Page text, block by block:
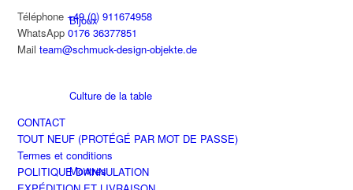
Bijoux
Culture de la table
Montres
Téléphone+49 (0) 911674958
WhatsApp0176 36377851
Mailteam@schmuck-design-objekte.de
CONTACT
TOUT NEUF (PROTÉGÉ PAR MOT DE PASSE)
Termes et conditions
POLITIQUE D’ANNULATION